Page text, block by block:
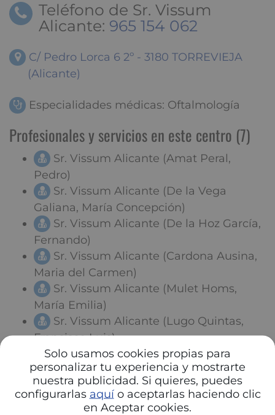
Solo usamos cookies propias para
personalizar tu experiencia y mostrarte
nuestra publicidad. Si quieres, puedes
configurarlas aquío aceptarlas haciendo clic
en Aceptar cookies.
Teléfono de Sr. Vissum
Alicante: 965 154 062
C/ Pedro Lorca 6 2º - 3180 TORREVIEJA
(Alicante)
Especialidades médicas: Oftalmología
Profesionales y servicios en este centro (7)
Sr. Vissum Alicante (Amat Peral,
Pedro)
Sr. Vissum Alicante (De la Vega
Galiana, María Concepción)
Sr. Vissum Alicante (De la Hoz García,
Fernando)
Sr. Vissum Alicante (Cardona Ausina,
Maria del Carmen)
Sr. Vissum Alicante (Mulet Homs,
María Emilia)
Sr. Vissum Alicante (Lugo Quintas,
Francisco Luis)
Sr. Vissum Alicante (Fernandez
Buenaga, Roberto)